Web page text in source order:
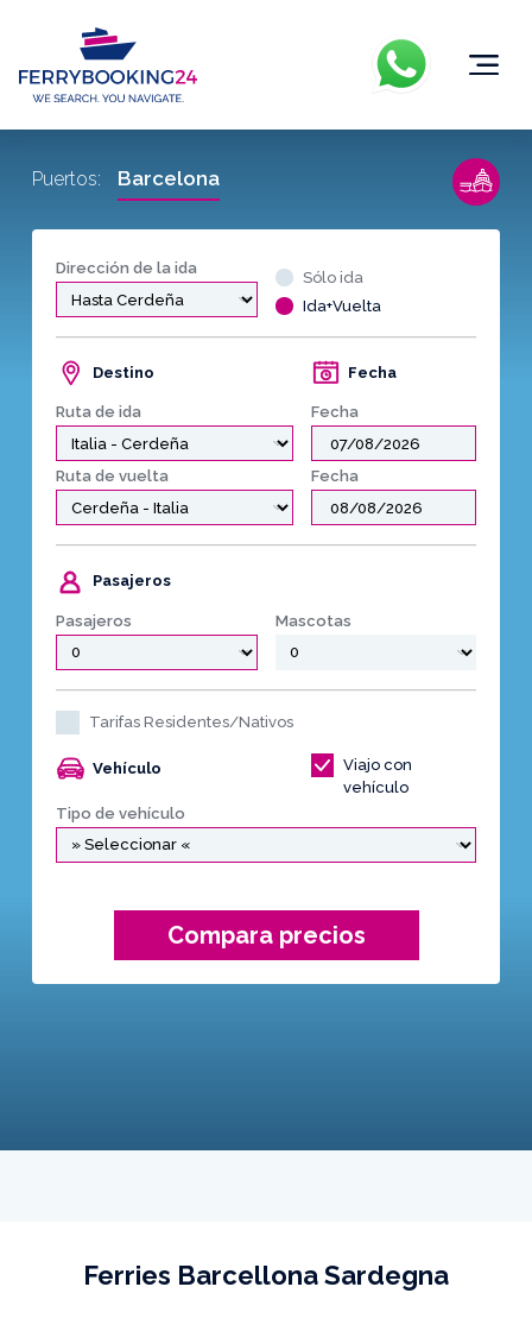
Dirección de la ida
Sólo ida
Ida+Vuelta
Destino
Ruta de ida
Fecha
Fecha
Ruta de vuelta Fecha
Pasajeros
Pasajeros Mascotas
Tarifas Residentes/Nativos
Vehículo
Viajo con
vehículo
Tipo de vehículo
Compara precios
Puertos: Barcelona
Ferries Barcellona Sardegna